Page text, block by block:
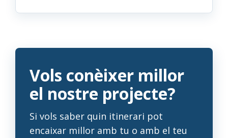
Vols conèixer millor
el nostre projecte?
Si vols saber quin itinerari pot
encaixar millor amb tu o amb el teu